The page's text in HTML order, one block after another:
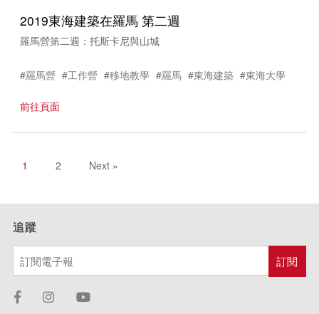
2019東海建築在羅馬 第二週
羅馬營第二週：托斯卡尼與山城
#羅馬營 #工作營 #移地教學 #羅馬 #東海建築 #東海大學
前往頁面
1 2 Next »
追蹤